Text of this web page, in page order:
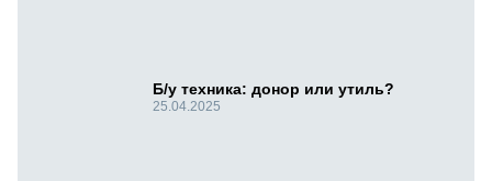
Б/у техника: донор или утиль?
25.04.2025